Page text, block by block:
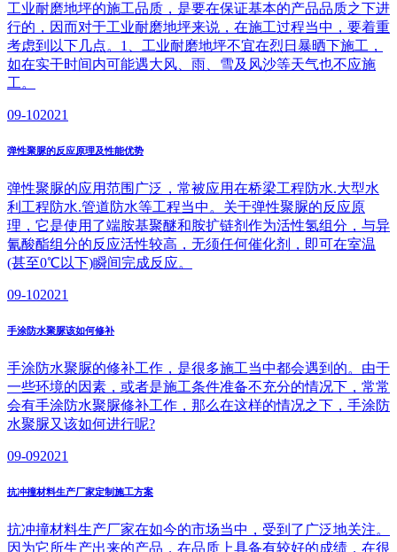
工业耐磨地坪的施工品质，是要在保证基本的产品品质之下进
行的，因而对于工业耐磨地坪来说，在施工过程当中，要着重
考虑到以下几点。1、工业耐磨地坪不宜在烈日暴晒下施工，
如在实干时间内可能遇大风、雨、雪及风沙等天气也不应施
工。
09-102021
弹性聚脲的反应原理及性能优势
弹性聚脲的应用范围广泛，常被应用在桥梁工程防水.大型水
利工程防水.管道防水等工程当中。关于弹性聚脲的反应原
理，它是使用了端胺基聚醚和胺扩链剂作为活性氢组分，与异
氰酸酯组分的反应活性较高，无须任何催化剂，即可在室温
(甚至0℃以下)瞬间完成反应。
09-102021
手涂防水聚脲该如何修补
手涂防水聚脲的修补工作，是很多施工当中都会遇到的。由于
一些环境的因素，或者是施工条件准备不充分的情况下，常常
会有手涂防水聚脲修补工作，那么在这样的情况之下，手涂防
水聚脲又该如何进行呢?
09-092021
抗冲撞材料生产厂家定制施工方案
抗冲撞材料生产厂家在如今的市场当中，受到了广泛地关注。
因为它所生产出来的产品，在品质上具备有较好的成绩，在很